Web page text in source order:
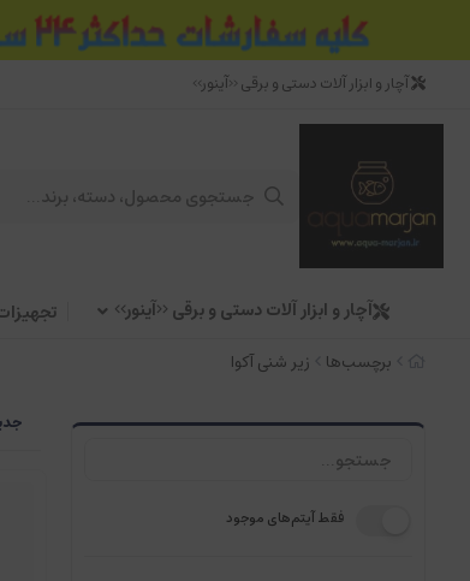
آچار و ابزار آلات دستی و برقی <<آینور>>
آچار و ابزار آلات دستی و برقی <<آینور>>
برچسب‌ها زیر شنی آکوا
فقط آیتم‌های موجود